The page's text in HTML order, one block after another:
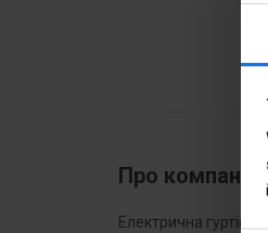
Про компанію
Електрична гуртівня